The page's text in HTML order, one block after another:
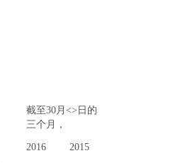
截至30月<>日的
三个月，
2016 2015